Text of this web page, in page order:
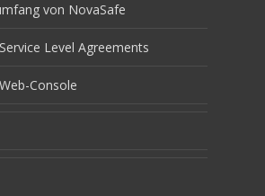
von NovaSafe
Level Agreements
Console